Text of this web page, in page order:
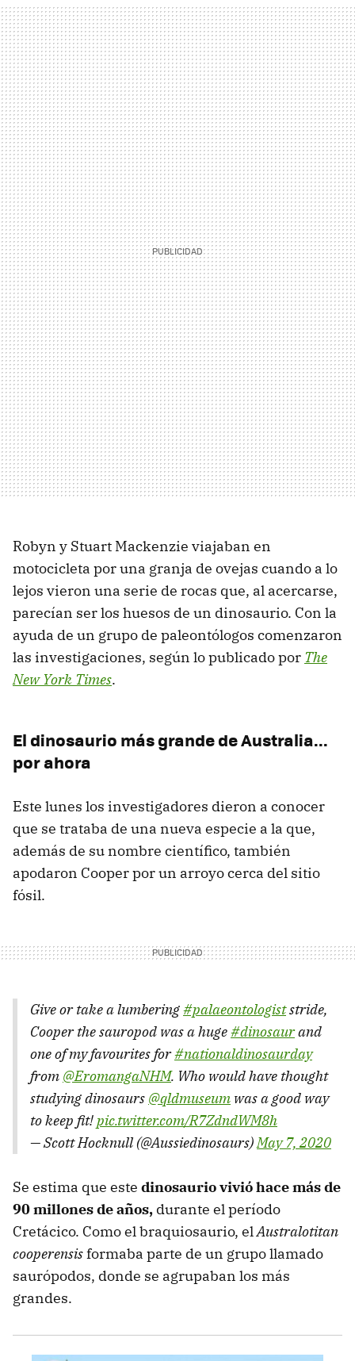
Robyn y Stuart Mackenzie viajaban en
motocicleta por una granja de ovejas cuando a lo
lejos vieron una serie de rocas que, al acercarse,
parecían ser los huesos de un dinosaurio. Con la
ayuda de un grupo de paleontólogos comenzaron
las investigaciones, según lo publicado por The
New York Times.
El dinosaurio más grande de Australia...
por ahora
Este lunes los investigadores dieron a conocer
que se trataba de una nueva especie a la que,
además de su nombre científico, también
apodaron Cooper por un arroyo cerca del sitio
fósil.
Give or take a lumbering#palaeontologiststride,
Cooper the sauropod was a huge#dinosaurand
one of my favourites for#nationaldinosaurday
from @EromangaNHM. Who would have thought
studying dinosaurs @qldmuseum was a good way
to keep fit!pic.twitter.com/R7ZdndWM8h
— Scott Hocknull (@Aussiedinosaurs)May 7, 2020
Se estima que este dinosaurio vivió hace más de
90 millones de años, durante el período
Cretácico. Como el braquiosaurio, elAustralotitan
cooperensisformaba parte de un grupo llamado
saurópodos, donde se agrupaban los más
grandes.